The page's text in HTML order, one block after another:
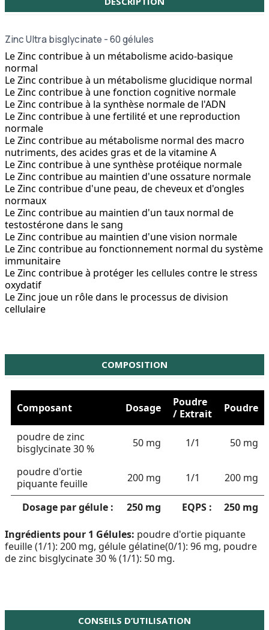
Zinc Ultra bisglycinate - 60 gélules
Le Zinc contribue à un métabolisme acido-basique
normal
Le Zinc contribue à un métabolisme glucidique normal
Le Zinc contribue à une fonction cognitive normale
Le Zinc contribue à la synthèse normale de l'ADN
Le Zinc contribue à une fertilité et une reproduction
normale
Le Zinc contribue au métabolisme normal des macro
nutriments, des acides gras et de la vitamine A
Le Zinc contribue à une synthèse protéique normale
Le Zinc contribue au maintien d'une ossature normale
Le Zinc contribue d'une peau, de cheveux et d'ongles
normaux
Le Zinc contribue au maintien d'un taux normal de
testostérone dans le sang
Le Zinc contribue au maintien d'une vision normale
Le Zinc contribue au fonctionnement normal du système
immunitaire
Le Zinc contribue à protéger les cellules contre le stress
oxydatif
Le Zinc joue un rôle dans le processus de division
cellulaire
COMPOSITION
Composant Dosage
Poudre
/ Extrait
Poudre
poudre de zinc
bisglycinate 30 %
50 mg 1/1 50 mg
poudre d'ortie
piquante feuille
200 mg 1/1 200 mg
Dosage par gélule : 250 mg EQPS : 250 mg
Ingrédients pour 1 Gélules: poudre d'ortie piquante
feuille (1/1): 200 mg, gélule gélatine(0/1): 96 mg, poudre
de zinc bisglycinate 30 % (1/1): 50 mg.
CONSEILS D’UTILISATION